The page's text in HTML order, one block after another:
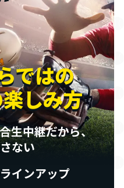
ではの
しみ方
生中継だから、
ない
インアップ